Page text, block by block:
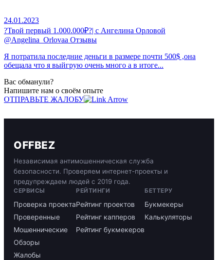
24.01.2023
?Твой первый 1.000.000₽?| с Ангелина Орловой
@Angelina_Orlovaa Отзывы
Я потратила последние деньги в размере почти 500$ ,она
обещала что я выйгрую очень много а в итоге...
Вас обманули?
Напишите нам о своём опыте
ОТПРАВЬТЕ ЖАЛОБУ
OFFBEZ
Независимая антимошенническая служба
безопасности. Проверяем интернет-проекты и
предупреждаем людей с 2019 года.
СЕРВИСЫ
Проверка проекта
Проверенные
Мошеннические
Обзоры
Жалобы
РЕЙТИНГИ
Рейтинг проектов
Рейтинг капперов
Рейтинг букмекеров
БЕТТЕРУ
Букмекеры
Калькуляторы